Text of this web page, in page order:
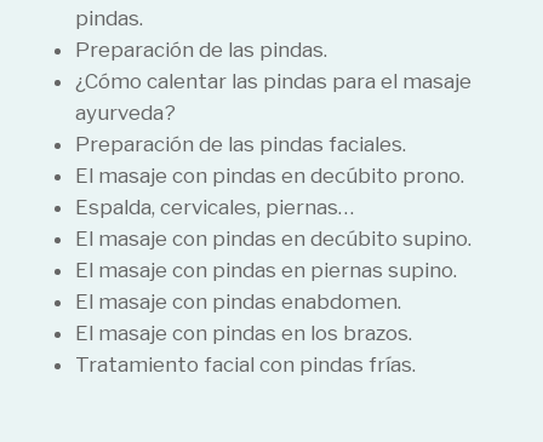
pindas.
Preparación de las pindas.
¿Cómo calentar las pindas para el masaje
ayurveda?
Preparación de las pindas faciales.
El masaje con pindas en decúbito prono.
Espalda, cervicales, piernas…
El masaje con pindas en decúbito supino.
El masaje con pindas en piernas supino.
El masaje con pindas enabdomen.
El masaje con pindas en los brazos.
Tratamiento facial con pindas frías.